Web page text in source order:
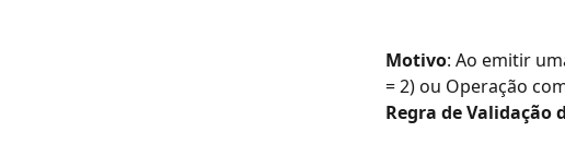
Motivo: Ao emitir
= 2) ou Operação
Regra de Validação